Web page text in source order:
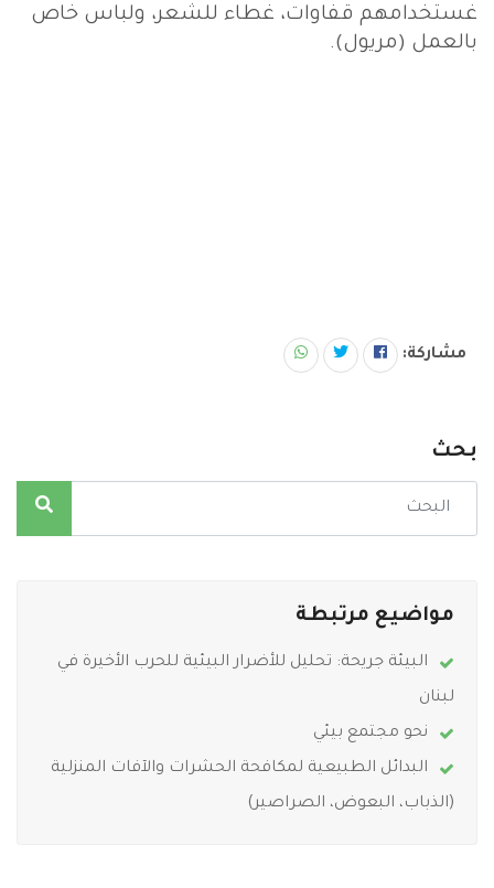
غستخدامهم قفاوات، غطاء للشعر، ولباس خاص
بالعمل (مريول).
مشاركة:
بحث
مواضيع مرتبطة
البيئة جريحة: تحليل للأضرار البيئية للحرب الأخيرة في
لبنان
نحو مجتمع بيئي
البدائل الطبيعية لمكافحة الحشرات والآفات المنزلية
(الذباب، البعوض، الصراصير)